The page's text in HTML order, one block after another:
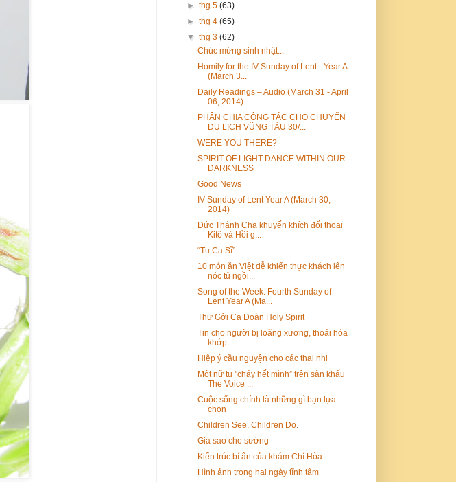
►thg 5(63)
►thg 4(65)
▼thg 3(62)
Chúc mừng sinh nhật...
Homily for the IV Sunday of Lent - Year A
(March 3...
Daily Readings – Audio (March 31 - April
06, 2014)
PHÂN CHIA CÔNG TÁC CHO CHUYẾN
DU LỊCH VŨNG TÀU 30/...
WERE YOU THERE?
SPIRIT OF LIGHT DANCE WITHIN OUR
DARKNESS
Good News
IV Sunday of Lent Year A (March 30,
2014)
Đức Thánh Cha khuyến khích đối thoại
Kitô và Hồi g...
“Tu Ca Sĩ”
10 món ăn Việt dễ khiến thực khách lên
nóc tủ ngồi...
Song of the Week: Fourth Sunday of
Lent Year A (Ma...
Thư Gởi Ca Đoàn Holy Spirit
Tin cho người bị loãng xương, thoái hóa
khớp...
Hiệp ý cầu nguyện cho các thai nhi
Một nữ tu "cháy hết mình” trên sân khấu
The Voice ...
Cuộc sống chính là những gì bạn lựa
chọn
Children See, Children Do.
Già sao cho sướng
Kiến trúc bí ẩn của khám Chí Hòa
Hình ảnh trong hai ngày tĩnh tâm